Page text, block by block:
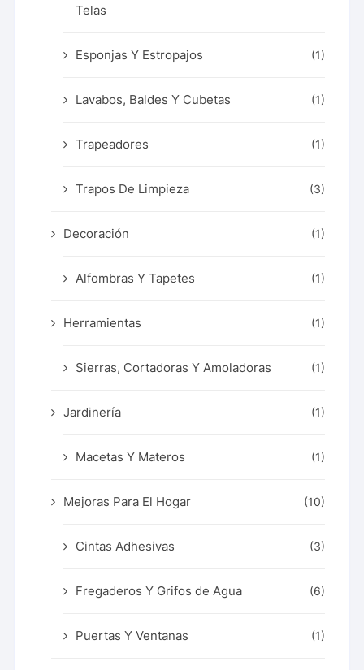
Telas
Esponjas Y Estropajos (1)
Lavabos, Baldes Y Cubetas (1)
Trapeadores (1)
Trapos De Limpieza (3)
Decoración (1)
Alfombras Y Tapetes (1)
Herramientas (1)
Sierras, Cortadoras Y Amoladoras (1)
Jardinería (1)
Macetas Y Materos (1)
Mejoras Para El Hogar (10)
Cintas Adhesivas (3)
Fregaderos Y Grifos de Agua (6)
Puertas Y Ventanas (1)